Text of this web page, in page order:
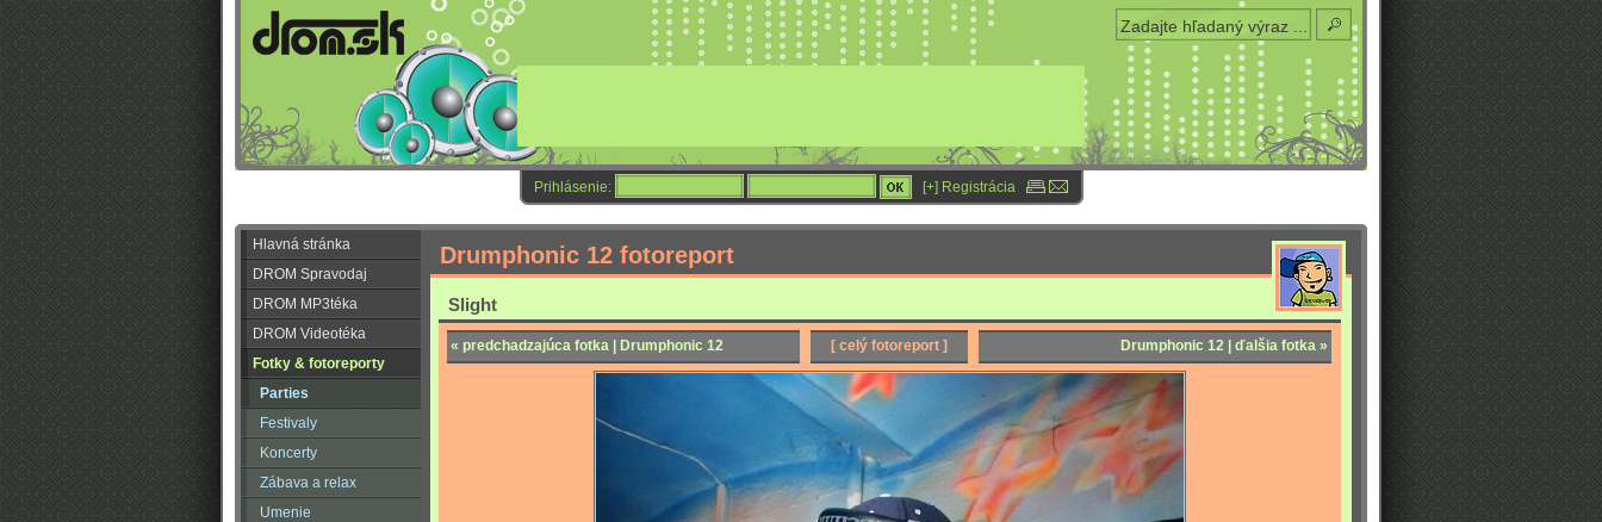
Prihlásenie: [+] Registrácia
Hlavná stránka
DROM Spravodaj
DROM MP3téka
DROM Videotéka
Fotky & fotoreporty
Parties
Festivaly
Koncerty
Zábava a relax
Umenie
Drumphonic 12 fotoreport
Slight
« predchadzajúca fotka | Drumphonic 12 [ celý fotoreport ] Drumphonic 12 | ďalšia fotka »